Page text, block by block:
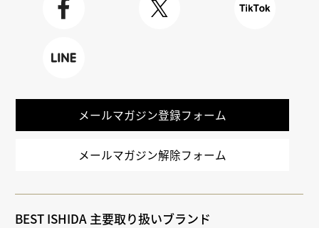
メールマガジン登録フォーム
メールマガジン解除フォーム
BEST ISHIDA 主要取り扱いブランド